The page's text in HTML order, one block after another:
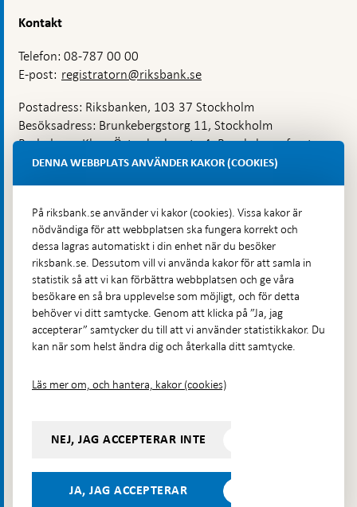
Kontakt
Telefon: 08-787 00 00
E-post: registratorn@riksbank.se
Postadress: Riksbanken, 103 37 Stockholm
Besöksadress: Brunkebergstorg 11, Stockholm
Budadress: Klara Östra kyrkogata 4, Brunkebergsfaret,
Lastplats 6
Hitta direkt
Frågor och svar-
Öppnas
i
ny
flik
Till Riksbankens webbarkiv-
Öppnas
i
ny
Presskontakt
Integritetspolicy
Följ oss på sociala medier
YouTubeDela på:Dela på:
Dela
på:
DENNA WEBBPLATS ANVÄNDER KAKOR (COOKIES)
På riksbank.se använder vi kakor (cookies). Vissa kakor är
nödvändiga för att webbplatsen ska fungera korrekt och
dessa lagras automatiskt i din enhet när du besöker
riksbank.se. Dessutom vill vi använda kakor för att samla in
statistik så att vi kan förbättra webbplatsen och ge våra
besökare en så bra upplevelse som möjligt, och för detta
behöver vi ditt samtycke. Genom att klicka på ”Ja, jag
accepterar” samtycker du till att vi använder statistikkakor. Du
kan när som helst ändra dig och återkalla ditt samtycke.
Läs mer om, och hantera, kakor (cookies)
NEJ, JAG ACCEPTERAR INTE
JA, JAG ACCEPTERAR